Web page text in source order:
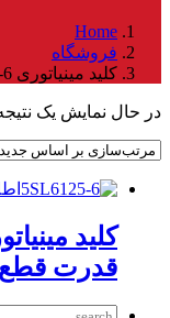
Home
فروشگاه
کلید مینیاتوری 5SL6125-6
در حال نمایش یک
قدرت قطع 6KA